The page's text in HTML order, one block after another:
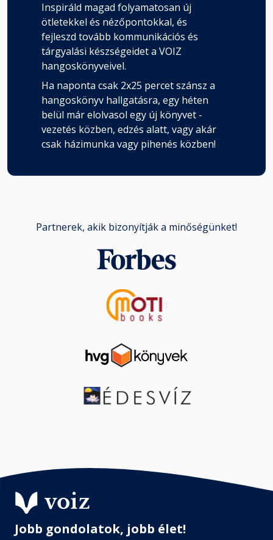
Inspiráld magad folyamatosan új
ötletekkel és nézőpontokkal, és
fejleszd tovább kommunikációs és
tárgyalási készségeidet a VOIZ
hangoskönyveivel.
Ha naponta csak 2x25 percet szánsz a
hangoskönyv hallgatásra, egy héten
belül már elolvasol egy új könyvet -
vezetés közben, edzés alatt, vagy akár
csak házimunka vagy pihenés közben!
Partnerek, akik bizonyítják a minőségünket!
Jobb gondolatok, jobb élet!